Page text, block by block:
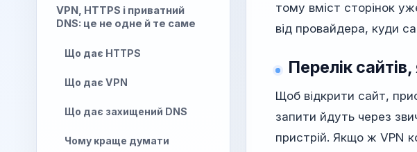
VPN, HTTPS і приватний
DNS: це не одне й те саме
Що дає HTTPS
Що дає VPN
Що дає захищений DNS
Чому краще думати
тому вміст сторінок
від провайдера, куди
Перелік
Щоб відкрити сайт,
запити йдуть через
пристрій. Якщо ж VPN